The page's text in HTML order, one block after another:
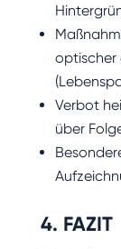
optischer
Verbot
über
4. FAZIT